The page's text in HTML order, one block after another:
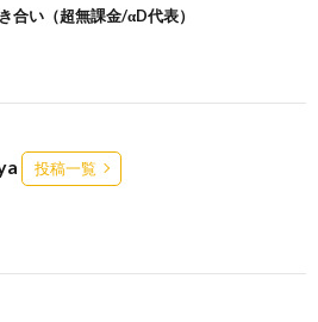
合い（超無課金/αD代表）
投稿一覧